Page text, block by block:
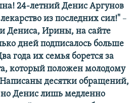
24-летний Денис Аргунов
из последних сил!" –​
Дениса, Ирины, на сайте
дней подписалось больше
года их семья борется за
который положен молодому
Написаны десятки обращений,
Денис лишь медленно